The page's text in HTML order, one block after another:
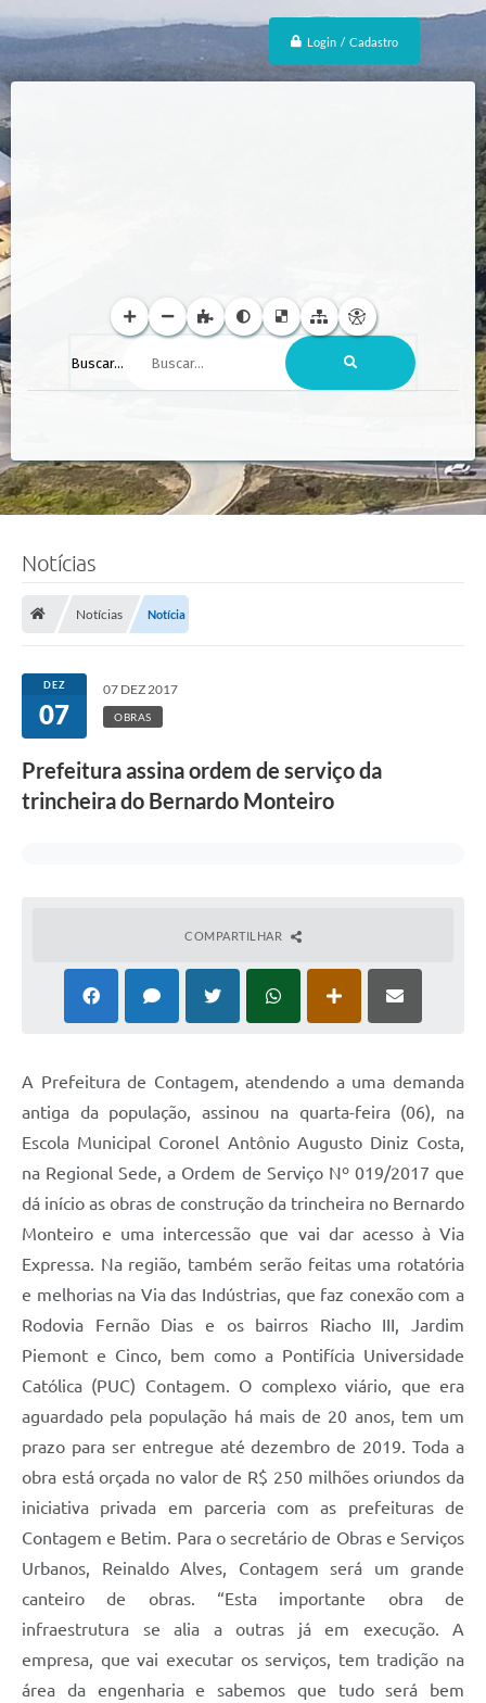
Login / Cadastro
Buscar...
Notícias
Notícias Notícia
DEZ
07
07 DEZ 2017
OBRAS
Prefeitura assina ordem de serviço da
trincheira do Bernardo Monteiro
COMPARTILHAR
A Prefeitura de Contagem, atendendo a uma demanda
antiga da população, assinou na quarta-feira (06), na
Escola Municipal Coronel Antônio Augusto Diniz Costa,
na Regional Sede, a Ordem de Serviço Nº 019/2017 que
dá início as obras de construção da trincheira no Bernardo
Monteiro e uma intercessão que vai dar acesso à Via
Expressa. Na região, também serão feitas uma rotatória
e melhorias na Via das Indústrias, que faz conexão com a
Rodovia Fernão Dias e os bairros Riacho III, Jardim
Piemont e Cinco, bem como a Pontifícia Universidade
Católica (PUC) Contagem. O complexo viário, que era
aguardado pela população há mais de 20 anos, tem um
prazo para ser entregue até dezembro de 2019. Toda a
obra está orçada no valor de R$ 250 milhões oriundos da
iniciativa privada em parceria com as prefeituras de
Contagem e Betim. Para o secretário de Obras e Serviços
Urbanos, Reinaldo Alves, Contagem será um grande
canteiro de obras. “Esta importante obra de
infraestrutura se alia a outras já em execução. A
empresa, que vai executar os serviços, tem tradição na
área da engenharia e sabemos que tudo será bem